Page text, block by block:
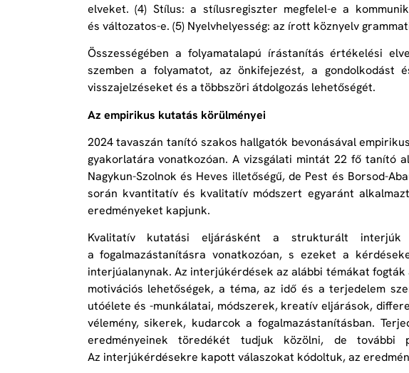
elveket. (4) Stílus: a stílusregiszter megfelel-e a
és változatos-e. (5) Nyelvhelyesség: az írott köznyelv
Összességében a folyamatalapú írástanítás értékelési
szemben a folyamatot, az önkifejezést, a gondolkodást
visszajelzéseket és a többszöri átdolgozás lehetőségét.
Az empirikus kutatás körülményei
2024 tavaszán tanító szakos hallgatók bevonásával
gyakorlatára vonatkozóan. A vizsgálati mintát 22 fő tanító
Nagykun-Szolnok és Heves illetőségű, de Pest és Borsod-
során kvantitatív és kvalitatív módszert egyaránt
eredményeket kapjunk.
Kvalitatív kutatási eljárásként a strukturált interjúk
a fogalmazástanításra vonatkozóan, s ezeket a
interjúalanynak. Az interjúkérdések az alábbi témákat
motivációs lehetőségek, a téma, az idő és a terjedelem
utóélete és -munkálatai, módszerek, kreatív eljárások,
vélemény, sikerek, kudarcok a fogalmazástanításban.
eredményeinek töredékét tudjuk közölni, de
Az interjúkérdésekre kapott válaszokat kódoltuk, az